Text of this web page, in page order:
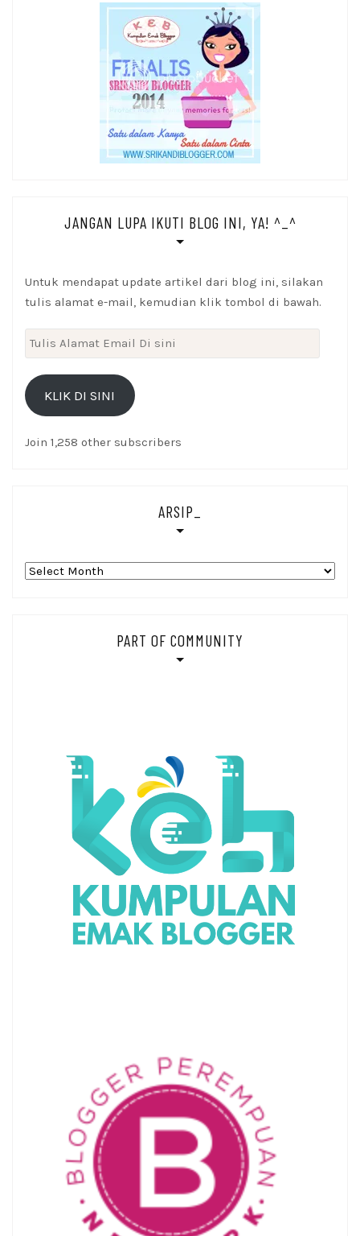
JANGAN LUPA IKUTI BLOG INI, YA! ^_^
Untuk mendapat update artikel dari blog ini, silakan
tulis alamat e-mail, kemudian klik tombol di bawah.
Tulis
Alamat
Email
KLIK DI SINI
Join 1,258 other subscribers
ARSIP_
Arsip_
PART OF COMMUNITY